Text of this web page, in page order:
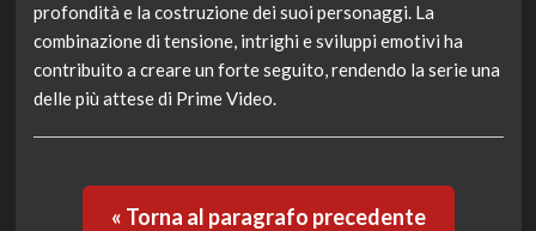
profondità e la costruzione dei suoi personaggi. La
combinazione di tensione, intrighi e sviluppi emotivi ha
contribuito a creare un forte seguito, rendendo la serie una
delle più attese di Prime Video.
« Torna al paragrafo precedente